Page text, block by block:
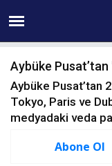
06
Aybüke
Aybüke Pusat’tan
Tokyo, Paris ve
medyadaki veda
Abone Ol